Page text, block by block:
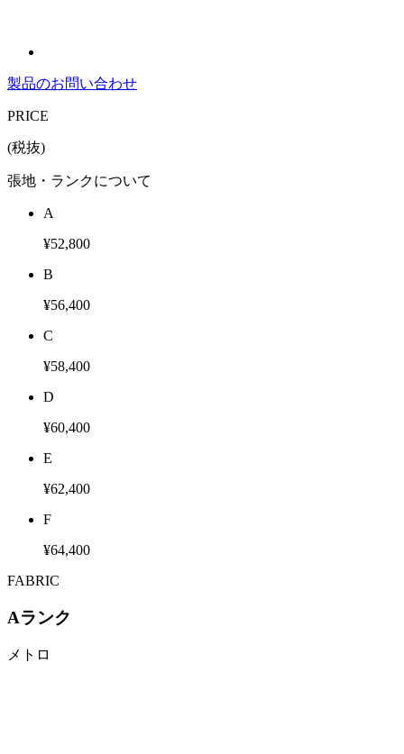
製品のお問い合わせ
PRICE
(税抜)
張地・ランクについて
A
¥52,800
B
¥56,400
C
¥58,400
D
¥60,400
E
¥62,400
F
¥64,400
FABRIC
Aランク
メトロ